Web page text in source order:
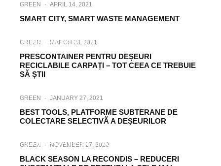
GREEN · APRIL 14, 2021
SMART CITY, SMART WASTE MANAGEMENT
5 motive pentru care să alegi produsele și
GREEN · MARCH 23, 2021
PRESCONTAINER PENTRU DEȘEURI
RECICLABILE CARPAȚI – TOT CEEA CE TREBUIE
SĂ ȘTII
GREEN · JANUARY 27, 2021
BEST TOOLS, PLATFORME SUBTERANE DE
COLECTARE SELECTIVÃ A DEȘEURILOR
JANUARY 11, 2021
CUM POATE FI EFICIENTĂ O STAȚIE DE
GREEN · NOVEMBER 27, 2020
BLACK SEASON LA RECONDIS – REDUCERI